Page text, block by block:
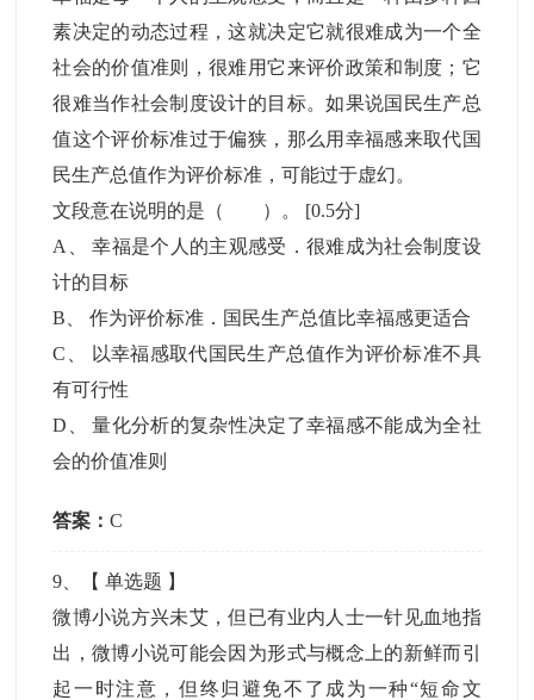
素决定的动态过程，这就决定它就很难成为一个全
社会的价值准则，很难用它来评价政策和制度；它
很难当作社会制度设计的目标。如果说国民生产总
值这个评价标准过于偏狭，那么用幸福感来取代国
民生产总值作为评价标准，可能过于虚幻。
文段意在说明的是（ ）。 [0.5分]
A
、幸福是个人的主观感受．很难成为社会制度设
计的目标
B 、作为评价标准．国民生产总值比幸福感更适合
C
以幸福感取代国民生产总值作为评价标准不具
有可行性
D 、量化分析的复杂性决定了幸福感不能成为全社
会的价值准则
答案：C
9 、【单选题 】
微博小说方兴未艾，但已有业内人士一针见血地指
出，微博小说可能会因为形式与概念上的新鲜而引
起一时注意，但终归避免不了成为一种“短命文